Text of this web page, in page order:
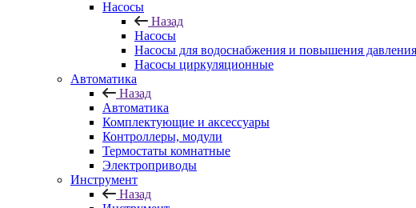
Насосы
Назад
Насосы
Насосы для водоснабжения и повышения давления
Насосы циркуляционные
Автоматика
Назад
Автоматика
Комплектующие и аксессуары
Контроллеры, модули
Термостаты комнатные
Электроприводы
Инструмент
Назад